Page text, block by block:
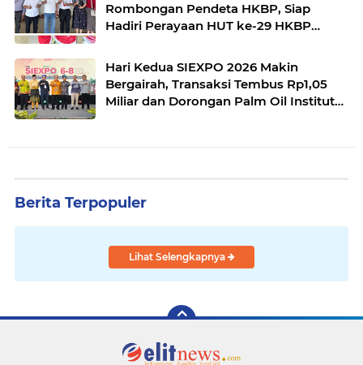
Rombongan Pendeta HKBP, Siap
Hadiri Perayaan HUT ke-29 HKBP
Hari Kedua SIEXPO 2026 Makin
Bergairah, Transaksi Tembus Rp1,05
Miliar dan Dorongan Palm Oil Institute
Berita Terpopuler
Lihat Selengkapnya